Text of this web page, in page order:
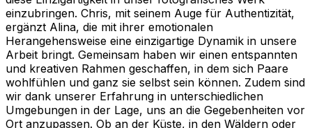
einzubringen. Chris, mit seinem Auge für Authentizität,
ergänzt Alina, die mit ihrer emotionalen
Herangehensweise eine einzigartige Dynamik in unsere
Arbeit bringt. Gemeinsam haben wir einen entspannten
und kreativen Rahmen geschaffen, in dem sich Paare
wohlfühlen und ganz sie selbst sein können. Zudem sind
wir dank unserer Erfahrung in unterschiedlichen
Umgebungen in der Lage, uns an die Gegebenheiten vor
Ort anzupassen. Ob an der Küste, in den Wäldern oder